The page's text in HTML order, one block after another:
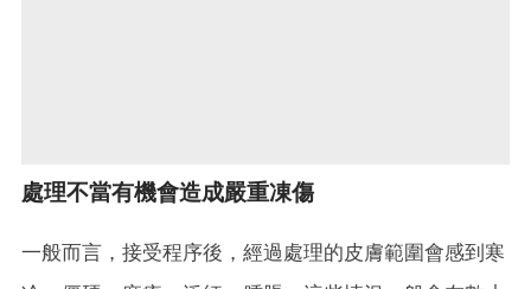
處理不當有機會造成嚴重凍傷
一般而言，接受程序後，經過處理的皮膚範圍會感到寒